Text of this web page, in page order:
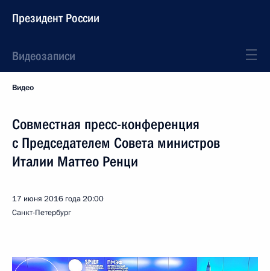
Президент России
Видеозаписи
Видео
Совместная пресс-конференция
с Председателем Совета министров
Италии Маттео Ренци
17 июня 2016 года20:00
Санкт-Петербург